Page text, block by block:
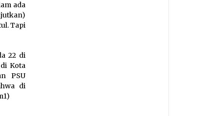
ada
Tapi
22 di
Kota
PSU
di